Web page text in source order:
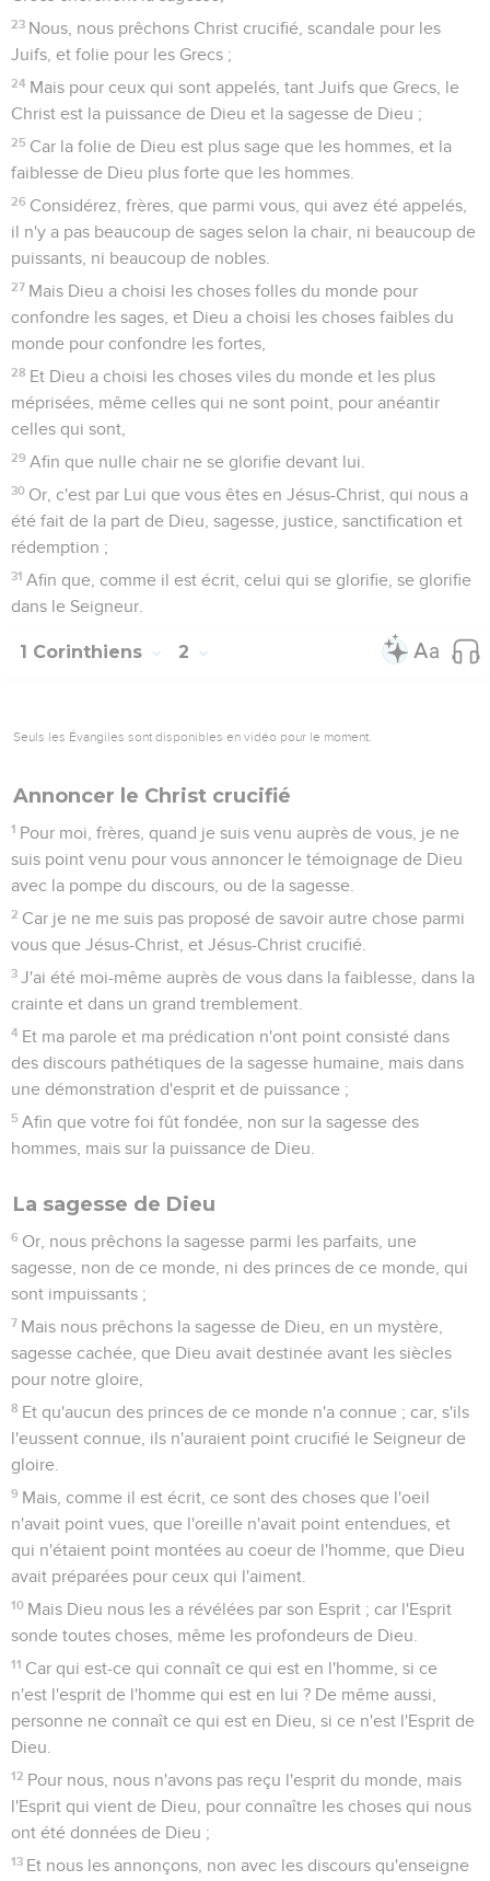
23 Nous, nous prêchons Christ crucifié, scandale pour les
Juifs, et folie pour les Grecs ;
24 Mais pour ceux qui sont appelés, tant Juifs que Grecs, le
Christ est la puissance de Dieu et la sagesse de Dieu ;
25 Car la folie de Dieu est plus sage que les hommes, et la
faiblesse de Dieu plus forte que les hommes.
26 Considérez, frères, que parmi vous, qui avez été appelés,
il n'y a pas beaucoup de sages selon la chair, ni beaucoup de
puissants, ni beaucoup de nobles.
27 Mais Dieu a choisi les choses folles du monde pour
confondre les sages, et Dieu a choisi les choses faibles du
monde pour confondre les fortes,
28 Et Dieu a choisi les choses viles du monde et les plus
méprisées, même celles qui ne sont point, pour anéantir
celles qui sont,
29 Afin que nulle chair ne se glorifie devant lui.
30 Or, c'est par Lui que vous êtes en Jésus-Christ, qui nous a
été fait de la part de Dieu, sagesse, justice, sanctification et
rédemption ;
31 Afin que, comme il est écrit, celui qui se glorifie, se glorifie
dans le Seigneur.
1 Corinthiens 2
Seuls les Évangiles sont disponibles en vidéo pour le moment.
Annoncer le Christ crucifié
1 Pour moi, frères, quand je suis venu auprès de vous, je ne
suis point venu pour vous annoncer le témoignage de Dieu
avec la pompe du discours, ou de la sagesse.
2 Car je ne me suis pas proposé de savoir autre chose parmi
vous que Jésus-Christ, et Jésus-Christ crucifié.
3 J'ai été moi-même auprès de vous dans la faiblesse, dans la
crainte et dans un grand tremblement.
4 Et ma parole et ma prédication n'ont point consisté dans
des discours pathétiques de la sagesse humaine, mais dans
une démonstration d'esprit et de puissance ;
5 Afin que votre foi fût fondée, non sur la sagesse des
hommes, mais sur la puissance de Dieu.
La sagesse de Dieu
6 Or, nous prêchons la sagesse parmi les parfaits, une
sagesse, non de ce monde, ni des princes de ce monde, qui
sont impuissants ;
7 Mais nous prêchons la sagesse de Dieu, en un mystère,
sagesse cachée, que Dieu avait destinée avant les siècles
pour notre gloire,
8 Et qu'aucun des princes de ce monde n'a connue ; car, s'ils
l'eussent connue, ils n'auraient point crucifié le Seigneur de
gloire.
9 Mais, comme il est écrit, ce sont des choses que l'oeil
n'avait point vues, que l'oreille n'avait point entendues, et
qui n'étaient point montées au coeur de l'homme, que Dieu
avait préparées pour ceux qui l'aiment.
10 Mais Dieu nous les a révélées par son Esprit ; car l'Esprit
sonde toutes choses, même les profondeurs de Dieu.
11 Car qui est-ce qui connaît ce qui est en l'homme, si ce
n'est l'esprit de l'homme qui est en lui ? De même aussi,
personne ne connaît ce qui est en Dieu, si ce n'est l'Esprit de
Dieu.
12 Pour nous, nous n'avons pas reçu l'esprit du monde, mais
l'Esprit qui vient de Dieu, pour connaître les choses qui nous
ont été données de Dieu ;
13 Et nous les annonçons, non avec les discours qu'enseigne